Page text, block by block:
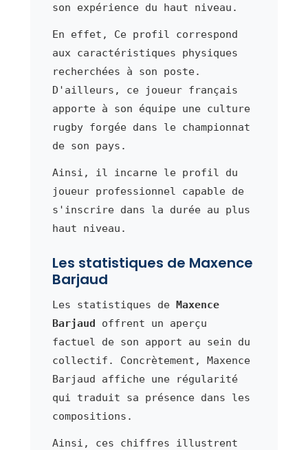
son expérience du haut niveau.
En effet, Ce profil correspond
aux caractéristiques physiques
recherchées à son poste.
D'ailleurs, ce joueur français
apporte à son équipe une culture
rugby forgée dans le championnat
de son pays.
Ainsi, il incarne le profil du
joueur professionnel capable de
s'inscrire dans la durée au plus
haut niveau.
Les statistiques de Maxence
Barjaud
Les statistiques de Maxence
Barjaud offrent un aperçu
factuel de son apport au sein du
collectif. Concrètement, Maxence
Barjaud affiche une régularité
qui traduit sa présence dans les
compositions.
Ainsi, ces chiffres illustrent